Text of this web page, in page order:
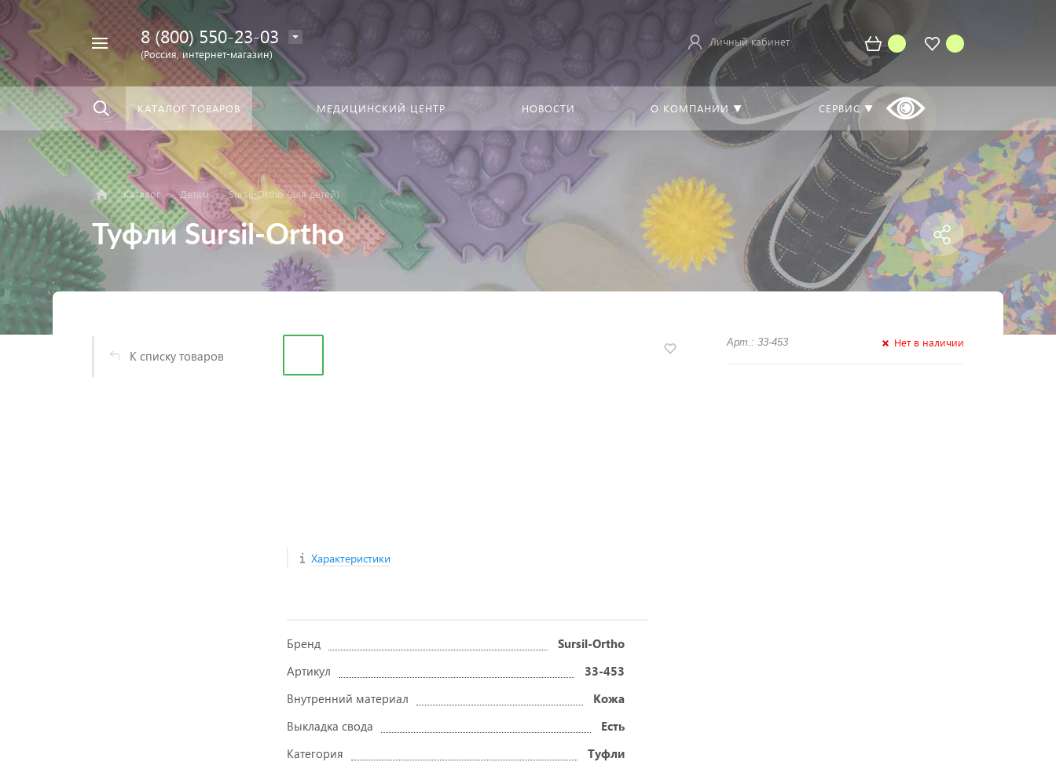
вездеНайти
8 (800) 550-23-03
(Россия, интернет-магазин)
Личный кабинет
КАТАЛОГ ТОВАРОВ МЕДИЦИНСКИЙ ЦЕНТР НОВОСТИ О КОМПАНИИ ▼ СЕРВИС ▼
Каталог Детям Sursil-Ortho (для детей)
Туфли Sursil-Ortho
К списку товаров
Характеристики
Арт.: 33-453 Нет в наличии
Бренд
Sursil-Ortho
Артикул
33-453
Внутренний материал
Кожа
Выкладка свода
Есть
Категория
Туфли